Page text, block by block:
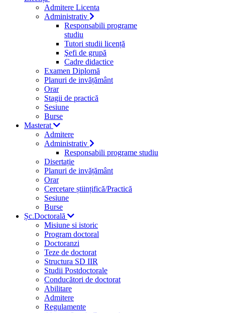
Admitere Licenta
Administrativ
Responsabili programe
studiu
Tutori studii licență
Şefi de grupă
Cadre didactice
Examen Diplomă
Planuri de invățământ
Orar
Stagii de practică
Sesiune
Burse
Masterat
Admitere
Administrativ
Responsabili programe studiu
Disertație
Planuri de invățământ
Orar
Cercetare științifică/Practică
Sesiune
Burse
Șc.Doctorală
Misiune si istoric
Program doctoral
Doctoranzi
Teze de doctorat
Structura SD IIR
Studii Postdoctorale
Conducători de doctorat
Abilitare
Admitere
Regulamente